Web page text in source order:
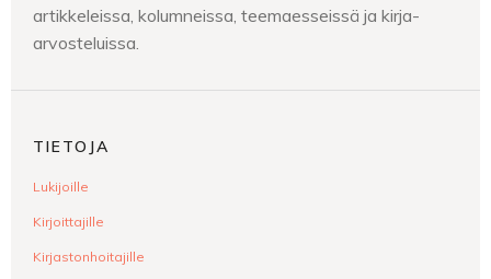
artikkeleissa, kolumneissa, teemaesseissä ja kirja-
arvosteluissa.
TIETOJA
Lukijoille
Kirjoittajille
Kirjastonhoitajille